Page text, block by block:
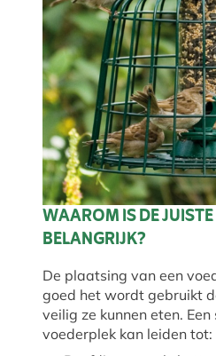
WAAROM IS DE
BELANGRIJK?
De plaatsing van een
goed het wordt gebruikt
veilig ze kunnen eten.
voederplek kan leiden tot: